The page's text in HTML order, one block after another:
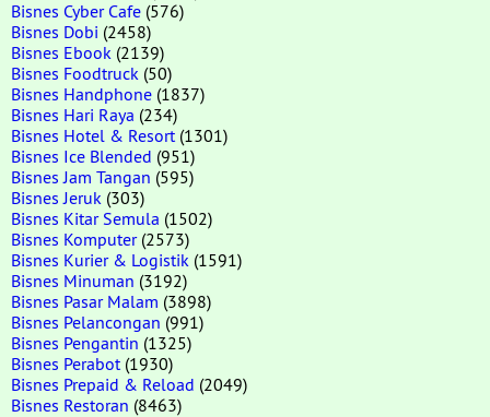
Bisnes Cyber Cafe (576)
Bisnes Dobi (2458)
Bisnes Ebook (2139)
Bisnes Foodtruck (50)
Bisnes Handphone (1837)
Bisnes Hari Raya (234)
Bisnes Hotel & Resort (1301)
Bisnes Ice Blended (951)
Bisnes Jam Tangan (595)
Bisnes Jeruk (303)
Bisnes Kitar Semula (1502)
Bisnes Komputer(2573)
Bisnes Kurier & Logistik (1591)
Bisnes Minuman (3192)
Bisnes Pasar Malam (3898)
Bisnes Pelancongan (991)
Bisnes Pengantin (1325)
Bisnes Perabot (1930)
Bisnes Prepaid & Reload (2049)
Bisnes Restoran (8463)